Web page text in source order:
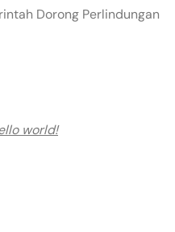
Dorong Perlindungan
world!